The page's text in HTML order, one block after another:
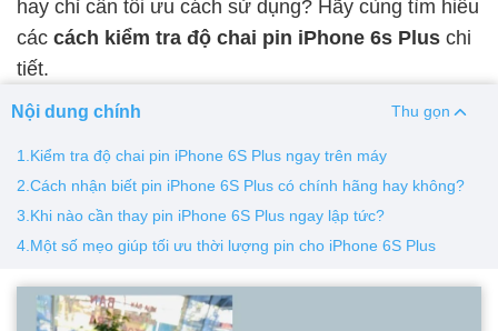
Pin Realme
hay chỉ cần tối ưu cách sử dụng? Hãy cùng tìm hiểu
các cách kiểm tra độ chai pin iPhone 6s Plus chi
tiết.
Nội dung chính Thu gọn
1.Kiểm tra độ chai pin iPhone 6S Plus ngay trên máy
2.Cách nhận biết pin iPhone 6S Plus có chính hãng hay không?
3.Khi nào cần thay pin iPhone 6S Plus ngay lập tức?
4.Một số mẹo giúp tối ưu thời lượng pin cho iPhone 6S Plus